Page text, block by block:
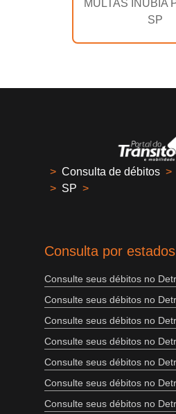
MULTAS INÚBIA
SP
> Consulta de débitos >
> SP >
Consulta por estados
Consulte seus débitos no
Consulte seus débitos no
Consulte seus débitos no
Consulte seus débitos no
Consulte seus débitos no
Consulte seus débitos no
Consulte seus débitos no